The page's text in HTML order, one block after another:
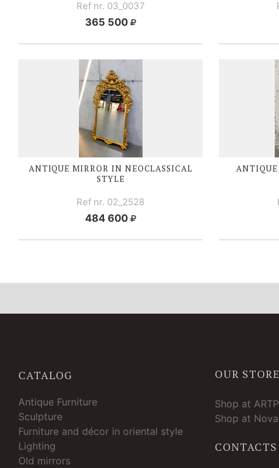
Ref nr. 03_0037
365 500
ANTIQUE MIRROR IN NEOCLASSICAL
STYLE
Ref nr. 02_2528
484 600
CATALOG
Antique Furniture
Sculpture
Furniture and décor in oriental style
Lighting
Old mirrors
OUR
Shop at
Shop at
CONTACTS